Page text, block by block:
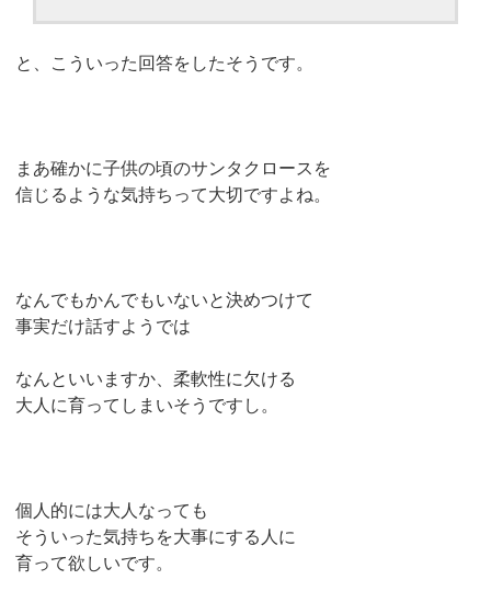
と、こういった回答をしたそうです。
まあ確かに子供の頃のサンタクロースを
信じるような気持ちって大切ですよね。
なんでもかんでもいないと決めつけて
事実だけ話すようでは
なんといいますか、柔軟性に欠ける
大人に育ってしまいそうですし。
個人的には大人なっても
そういった気持ちを大事にする人に
育って欲しいです。